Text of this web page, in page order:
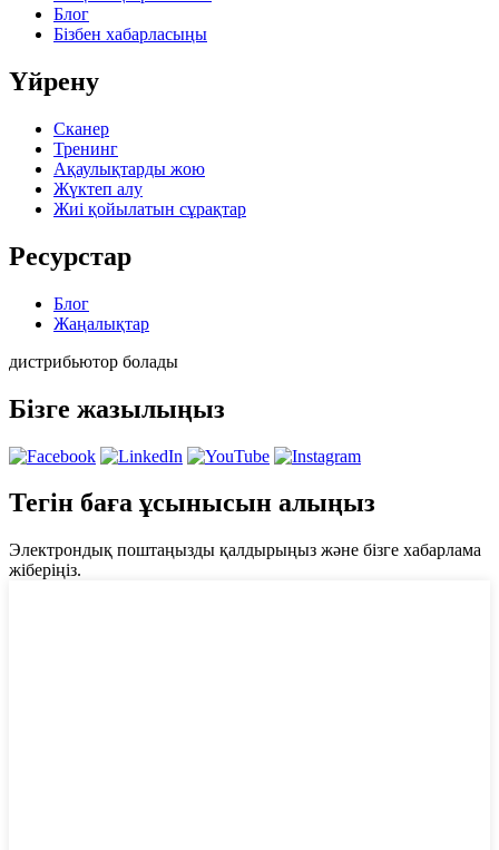
Блог
Бізбен хабарласыңы
Үйрену
Сканер
Тренинг
Ақаулықтарды жою
Жүктеп алу
Жиі қойылатын сұрақтар
Ресурстар
Блог
Жаңалықтар
дистрибьютор болады
Бізге жазылыңыз
Тегін баға ұсынысын алыңыз
Электрондық поштаңызды қалдырыңыз және бізге хабарлама
жіберіңіз.